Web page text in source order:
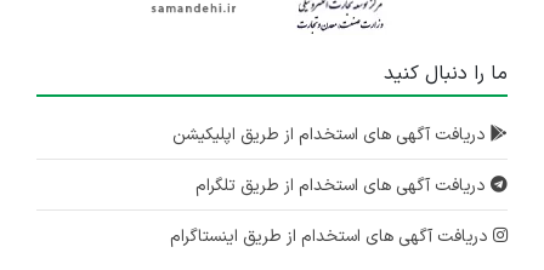
ما را دنبال کنید
دریافت آگهی های استخدام از طریق اپلیکیشن
دریافت آگهی های استخدام از طریق تلگرام
دریافت آگهی های استخدام از طریق اینستاگرام